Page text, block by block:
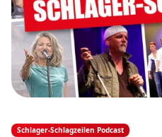
Schlager-Schlagzeilen Podcast